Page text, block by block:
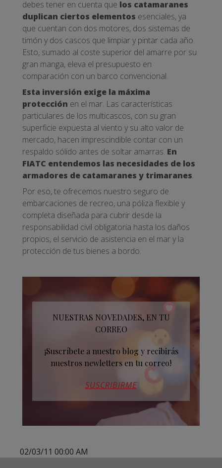
debes tener en cuenta que los catamaranes
duplican ciertos elementos esenciales, ya
que cuentan con dos motores, dos sistemas de
timón y dos cascos que limpiar y pintar cada año.
Esto, sumado al coste superior del amarre por su
gran manga, eleva el presupuesto en
comparación con un barco convencional.
Esta inversión exige la máxima
protección en el mar. Las características
particulares de los multicascos, con su gran
superficie expuesta al viento y su alto valor de
mercado, hacen imprescindible contar con un
respaldo sólido antes de soltar amarras. En
FIATC entendemos las necesidades de los
armadores de catamaranes y trimaranes.
Por eso, te ofrecemos nuestro seguro de
embarcaciones de recreo, una póliza flexible y
completa diseñada para cubrir desde la
responsabilidad civil obligatoria hasta los daños
propios, el servicio de asistencia en el mar y la
protección de tus bienes a bordo.
NUESTRAS NOVEDADES, EN TU
CORREO
¡Suscríbete a nuestro blog y recibirás
nuestros newletters en tu correo!
SUSCRIBIRME
02/03/11 00:00 AM